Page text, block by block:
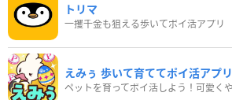
トリマ
一攫千金も狙える歩いてポイ活アプリ
えみぅ 歩いて育ててポイ活アプリ